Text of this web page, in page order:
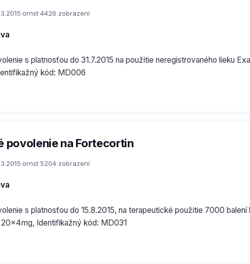
·ornst·4426 zobrazení
s platnosťou do 31.7.2015 na použitie neregistrovaného lieku
kód: MD006
povolenie na Fortecortin
·ornst·5204 zobrazení
s platnosťou do 15.8.2015, na terapeutické použitie 7000 balení
Identifikažný kód: MD031